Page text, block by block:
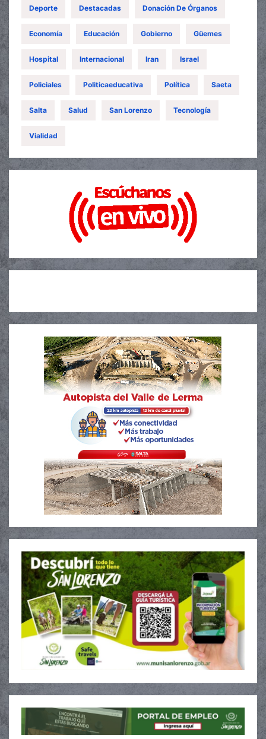
Deporte Destacadas Donación De Órganos
Economía Educación Gobierno Güemes
Hospital Internacional Iran Israel
Policiales Politicaeducativa Política Saeta
Salta Salud San Lorenzo Tecnología
Vialidad